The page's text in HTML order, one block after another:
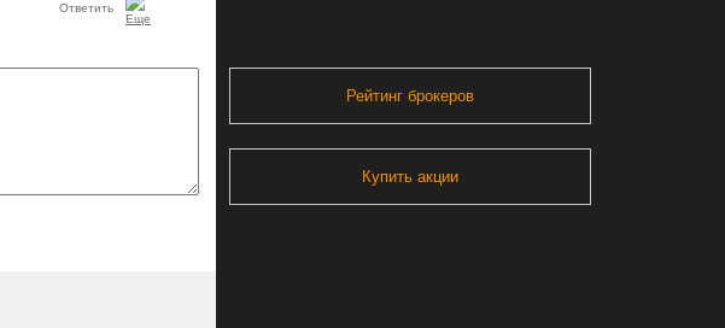
Ответить
Рейтинг брокеров
Купить акции